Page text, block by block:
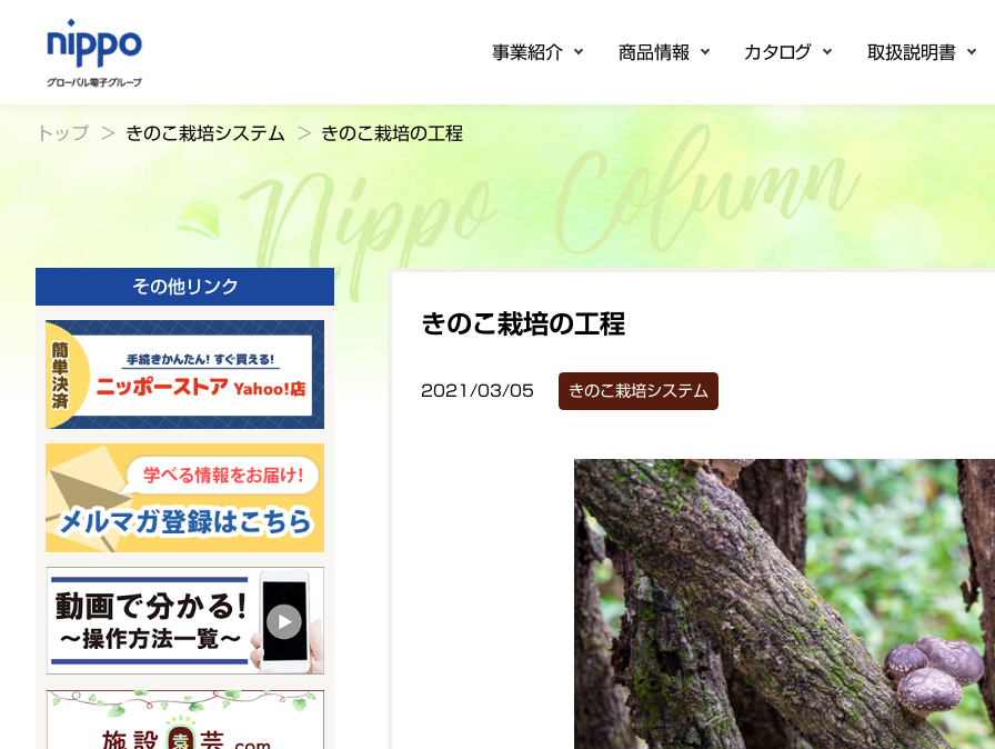
事業紹介
ODM基板開発
農業コントローラ
きのこ栽培システム
商品情報
商品情報一覧
制御基板
農業用コントローラ
きのこ栽培システム
温度・湿度調節計
超音波加湿器
カタログ
カタログ
技術資料
取扱説明書
取扱説明書
取扱説明動画
ソフトウェアダウンロード
ユーザー登録 企業情
事業所
トップ きのこ栽培システム きのこ栽培の工程
その他リンク
きのこ栽培の工程
2021/03/05 きのこ栽培システム